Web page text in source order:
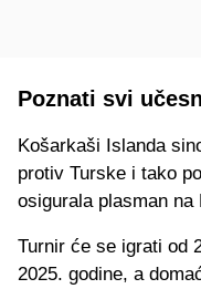
Poznati svi
Košarkaši Islanda
protiv Turske i tako
osigurala plasman na
Turnir će se igrati od
2025. godine, a